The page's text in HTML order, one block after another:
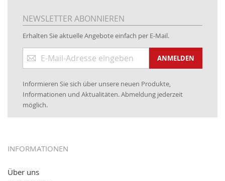
Rohrbearbeitung
01.06.2019: Individuell
bedruckte Kabeltrommeln
www.kabeltrommeln-versand.de/Kabelbedruckung
04.11.2018: Überarbeitung der Corporate Identity (CI)
16.01.2017:JETZT NEU- Visa & MasterCard (inkl.
Maestro)
12.01.2017:JETZT NEU- giropay, SOFORT-Überweisung
05.09.2016: NEUE Topseller bei
11.08.2016: Gerade entsteht unser "neuer"
NEWSLETTER ABONNIEREN
Erhalten Sie aktuelle Angebote einfach per E-Mail.
zum
ANMELDEN
Informieren Sie sich über unsere neuen Produkte,
Informationen und Aktualitäten. Abmeldung jederzeit
möglich.
INFORMATIONEN
Über uns